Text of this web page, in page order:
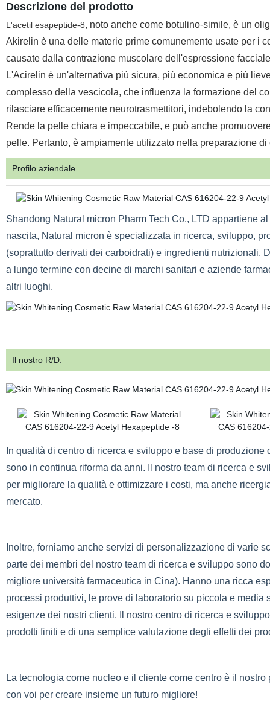
Descrizione del prodotto
L'acetil esapeptide-8, noto anche come botulino-simile, è un
Akirelin è una delle materie prime comunemente usate per i
causate dalla contrazione muscolare dell'espressione
L'Acirelin è un'alternativa più sicura, più economica e più
complesso della vescicola, che influenza la formazione del
rilasciare efficacemente neurotrasmettitori, indebolendo la
Rende la pelle chiara e impeccabile, e può anche
pelle. Pertanto, è ampiamente utilizzato nella preparazione
Profilo aziendale
Shandong Natural micron Pharm Tech Co., LTD appartiene
nascita, Natural micron è specializzata in ricerca, sviluppo,
(soprattutto derivati dei carboidrati) e ingredienti nutrizionali.
a lungo termine con decine di marchi sanitari e aziende
altri luoghi.
Il nostro R/D.
In qualità di centro di ricerca e sviluppo e base di
sono in continua riforma da anni. Il nostro team di ricerca e
per migliorare la qualità e ottimizzare i costi, ma anche
mercato.
Inoltre, forniamo anche servizi di personalizzazione di varie
parte dei membri del nostro team di ricerca e sviluppo sono
migliore università farmaceutica in Cina). Hanno una ricca
processi produttivi, le prove di laboratorio su piccola e
esigenze dei nostri clienti. Il nostro centro di ricerca e
prodotti finiti e di una semplice valutazione degli effetti dei
La tecnologia come nucleo e il cliente come centro è il
con voi per creare insieme un futuro migliore!